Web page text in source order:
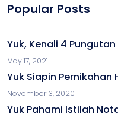
Popular Posts
Yuk, Kenali 4
May 17, 2021
Yuk Siapin
November 3, 2020
Yuk Pahami Istilah